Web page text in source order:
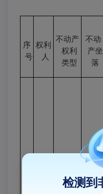
序
号
权利
人
不动产
权利
类型
不动
产坐
落
检测到